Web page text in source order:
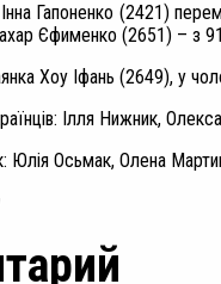
Гапоненко (2421)
Єфименко (2651) – з
Хоу Іфань (2649), у
Ілля Нижник,
Юлія Осьмак, Олена